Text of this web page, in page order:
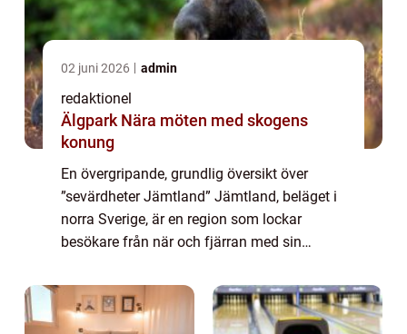
02 juni 2026 admin
redaktionel
Älgpark Nära möten med skogens
konung
En övergripande, grundlig översikt över
”sevärdheter Jämtland” Jämtland, beläget i
norra Sverige, är en region som lockar
besökare från när och fjärran med sin
Här finner man en mängd sevärdhete...